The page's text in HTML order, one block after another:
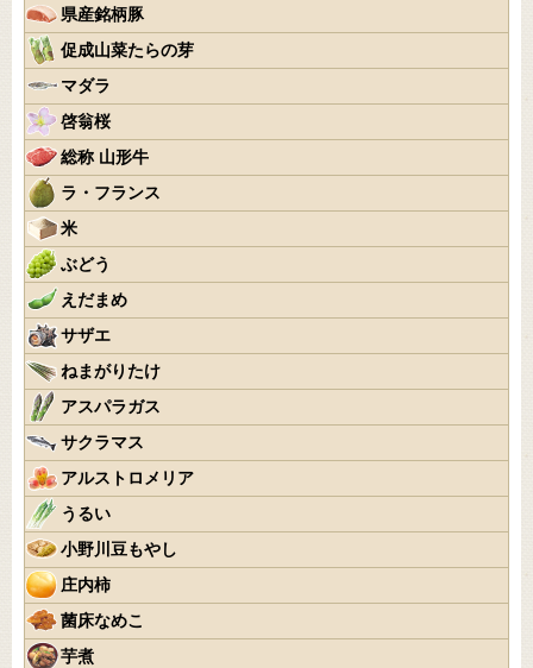
県産銘柄豚
促成山菜たらの芽
マダラ
啓翁桜
総称 山形牛
ラ・フランス
米
ぶどう
えだまめ
サザエ
ねまがりたけ
アスパラガス
サクラマス
アルストロメリア
うるい
小野川豆もやし
庄内柿
菌床なめこ
芋煮